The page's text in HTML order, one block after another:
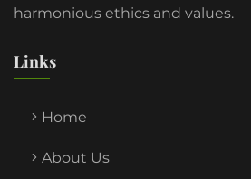
harmonious ethics and values.
Links
Home
About Us